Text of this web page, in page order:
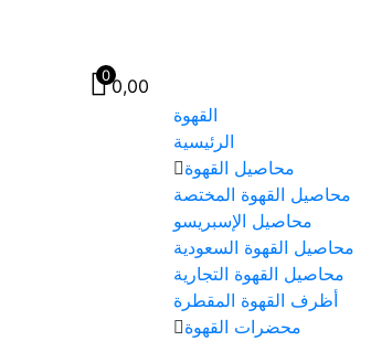
0,00
0
القهوة
الرئيسية
محاصيل القهوة
محاصيل القهوة المختصة
محاصيل الإسبريسو
محاصيل القهوة السعودية
محاصيل القهوة التجارية
أظرف القهوة المقطرة
محضرات القهوة